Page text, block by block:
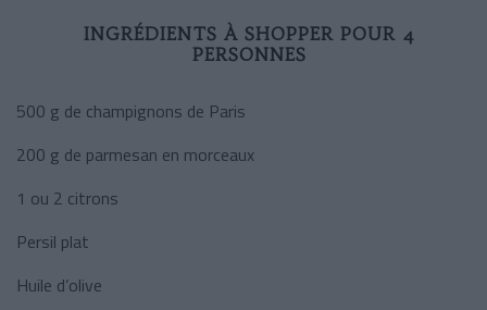
INGRÉDIENTS À SHOPPER POUR 4
PERSONNES
500 g de champignons de Paris
200 g de parmesan en morceaux
1 ou 2 citrons
Persil plat
Huile d’olive